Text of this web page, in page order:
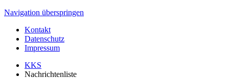
Navigation überspringen
Kontakt
Datenschutz
Impressum
KKS
Nachrichtenliste